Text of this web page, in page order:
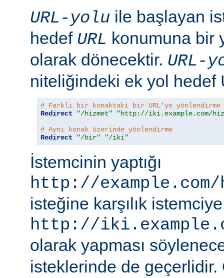
URL-yolu ile başlayan
hedef URL konumuna bir
olarak dönecektir. URL-
niteliğindeki ek yol hedef
# Farklı bir konaktaki bir URL'ye yönlendirme
Redirect
"/hizmet"
"http://iki.example.com/
# Aynı konak üzerinde yönlendirme
Redirect
"/bir" "/iki"
İstemcinin yaptığı
http://
isteğine karşılık
http://
olarak yapması
isteklerinde de geçerlidir.